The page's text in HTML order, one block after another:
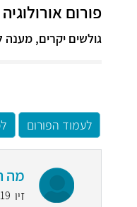
פורום אורולוגיה
גולשים יקרים,
לעמוד הפורום
מה
זיו